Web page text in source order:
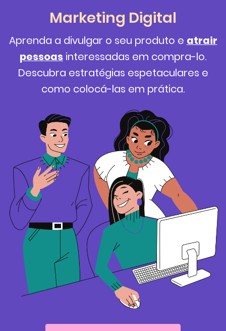
Marketing Digital
Aprenda a divulgar o seu produto e atrair
pessoas interessadas em compra-lo.
Descubra estratégias espetaculares e
como colocá-las em prática.